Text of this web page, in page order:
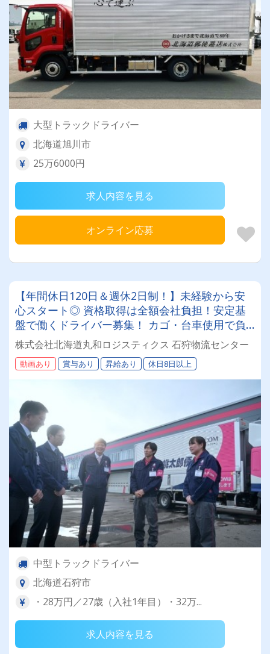
大型トラックドライバー
北海道旭川市
25万6000円
求人内容を見る
オンライン応募
【年間休日120日＆週休2日制！】未経験から安
心スタート◎ 資格取得は全額会社負担！安定基
盤で働くドライバー募集！ カゴ・台車使用で負
担少なめ♪年齢・性別問わず活躍できるお仕事で
す✨
株式会社北海道丸和ロジスティクス 石狩物流センター
動画あり 賞与あり 昇給あり 休日8日以上
中型トラックドライバー
北海道石狩市
・28万円／27歳（入社1年目）・32万...
求人内容を見る